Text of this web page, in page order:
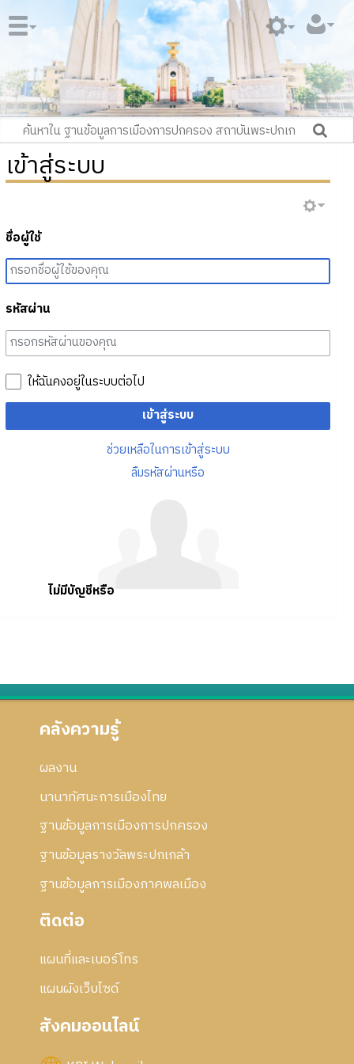
เข้าสู่ระบบ
ชื่อผู้ใช้
รหัสผ่าน
ให้ฉันคงอยู่ในระบบต่อไป
เข้าสู่ระบบ
ช่วยเหลือในการเข้าสู่ระบบ
ลืมรหัสผ่านหรือ
ไม่มีบัญชีหรือ
คลังความรู้
ผลงาน
นานาทัศนะการเมืองไทย
ฐานข้อมูลการเมืองการปกครอง
ฐานข้อมูลรางวัลพระปกเกล้า
ฐานข้อมูลการเมืองภาคพลเมือง
ติดต่อ
แผนที่และเบอร์โทร
แผนผังเว็บไซด์
สังคมออนไลน์